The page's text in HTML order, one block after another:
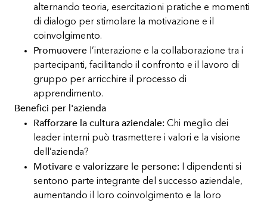
alternando teoria, esercitazioni pratiche e momenti
di dialogo per stimolare la motivazione e il
coinvolgimento.
Promuovere l’interazione e la collaborazione tra i
partecipanti, facilitando il confronto e il lavoro di
gruppo per arricchire il processo di
apprendimento.
Benefici per l'azienda
Rafforzare la cultura aziendale: Chi meglio dei
leader interni può trasmettere i valori e la visione
dell’azienda?
Motivare e valorizzare le persone:
I dipendenti si
sentono parte integrante del successo aziendale,
aumentando il loro coinvolgimento e la loro